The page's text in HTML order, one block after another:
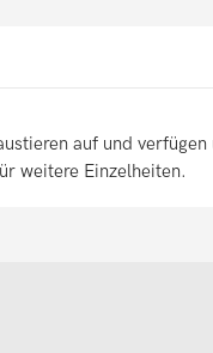
auf und verfügen
weitere Einzelheiten.